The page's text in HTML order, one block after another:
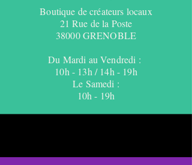
Boutique de créateurs locaux
21 Rue de la Poste
38000 GRENOBLE
Du Mardi au Vendredi :
10h - 13h / 14h - 19h
Le Samedi :
10h - 19h